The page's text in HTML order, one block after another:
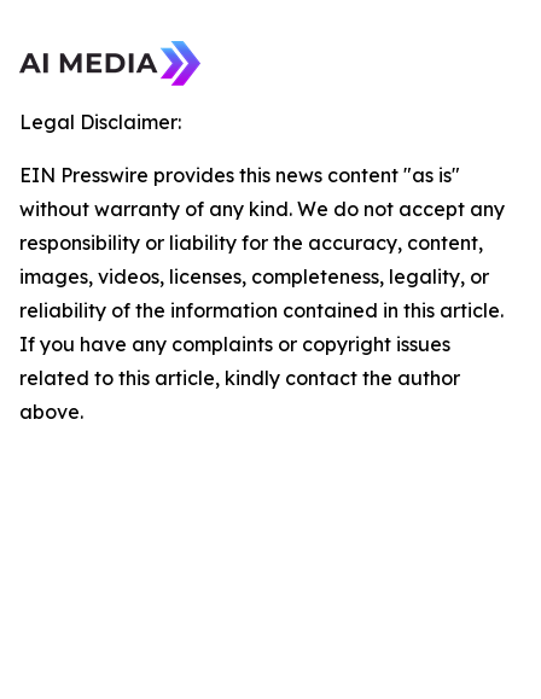
Legal Disclaimer:
EIN Presswire provides this news content "as is"
without warranty of any kind. We do not accept any
responsibility or liability for the accuracy, content,
images, videos, licenses, completeness, legality, or
reliability of the information contained in this article.
If you have any complaints or copyright issues
related to this article, kindly contact the author
above.